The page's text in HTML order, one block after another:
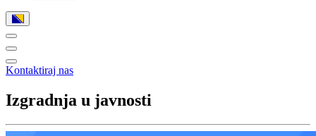
Kontaktiraj nas
Izgradnja u javnosti